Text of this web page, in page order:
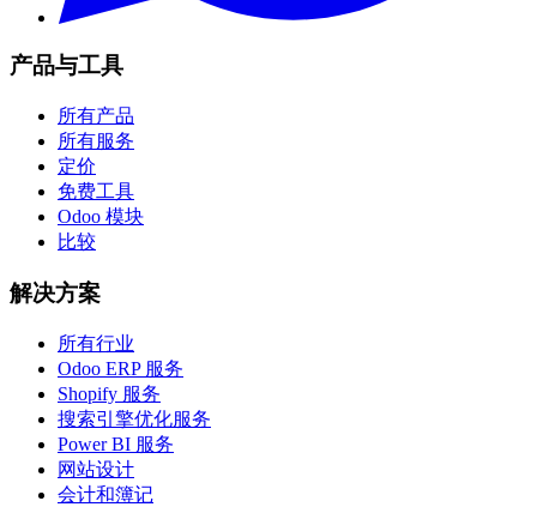
产品与工具
所有产品
所有服务
定价
免费工具
Odoo 模块
比较
解决方案
所有行业
Odoo ERP 服务
Shopify 服务
搜索引擎优化服务
Power BI 服务
网站设计
会计和簿记